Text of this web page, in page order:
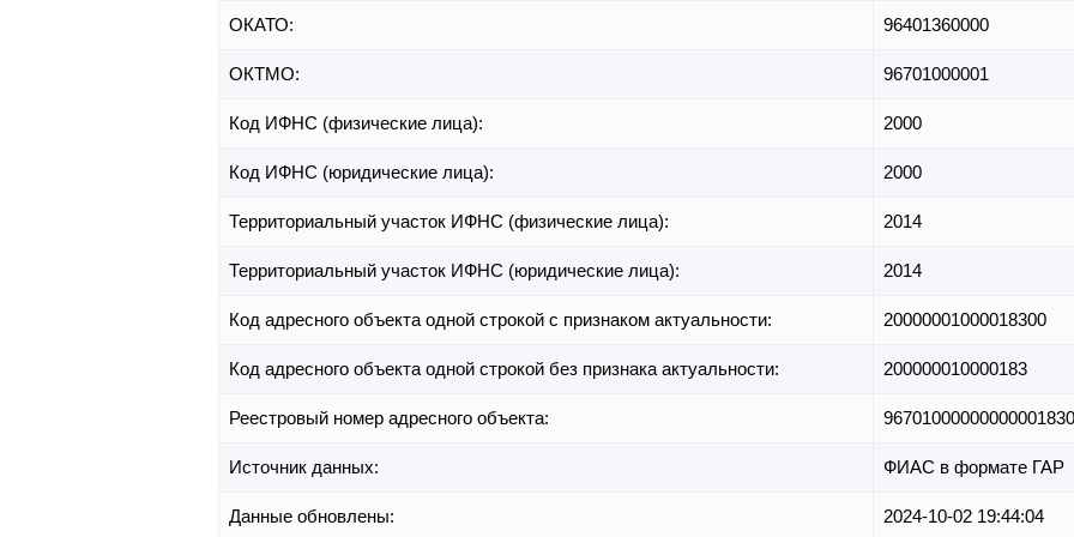
ОКАТО: 96401360000
ОКТМО: 96701000001
Код ИФНС (физические лица): 2000
Код ИФНС (юридические лица): 2000
Территориальный участок ИФНС (физические лица): 2014
Территориальный участок ИФНС (юридические лица): 2014
Код адресного объекта одной строкой с признаком актуальности: 20000001000018300
Код адресного объекта одной строкой без признака актуальности: 200000010000183
Реестровый номер адресного объекта:
Источник данных: ФИАС в формате ГАР
Данные обновлены: 2024-10-02 19:44:04